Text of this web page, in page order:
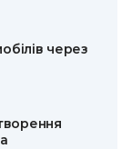
через